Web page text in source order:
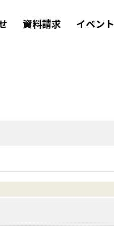
資料請求 イベント